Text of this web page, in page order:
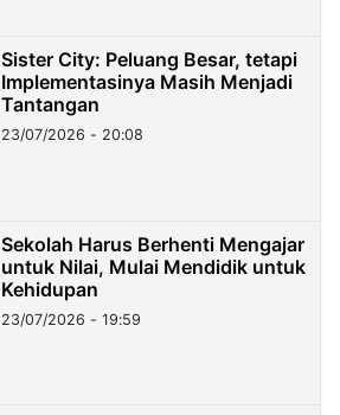
Sister City: Peluang Besar, tetapi
Implementasinya Masih Menjadi
Tantangan
23/07/2026 - 20:08
Sekolah Harus Berhenti Mengajar
untuk Nilai, Mulai Mendidik untuk
Kehidupan
23/07/2026 - 19:59